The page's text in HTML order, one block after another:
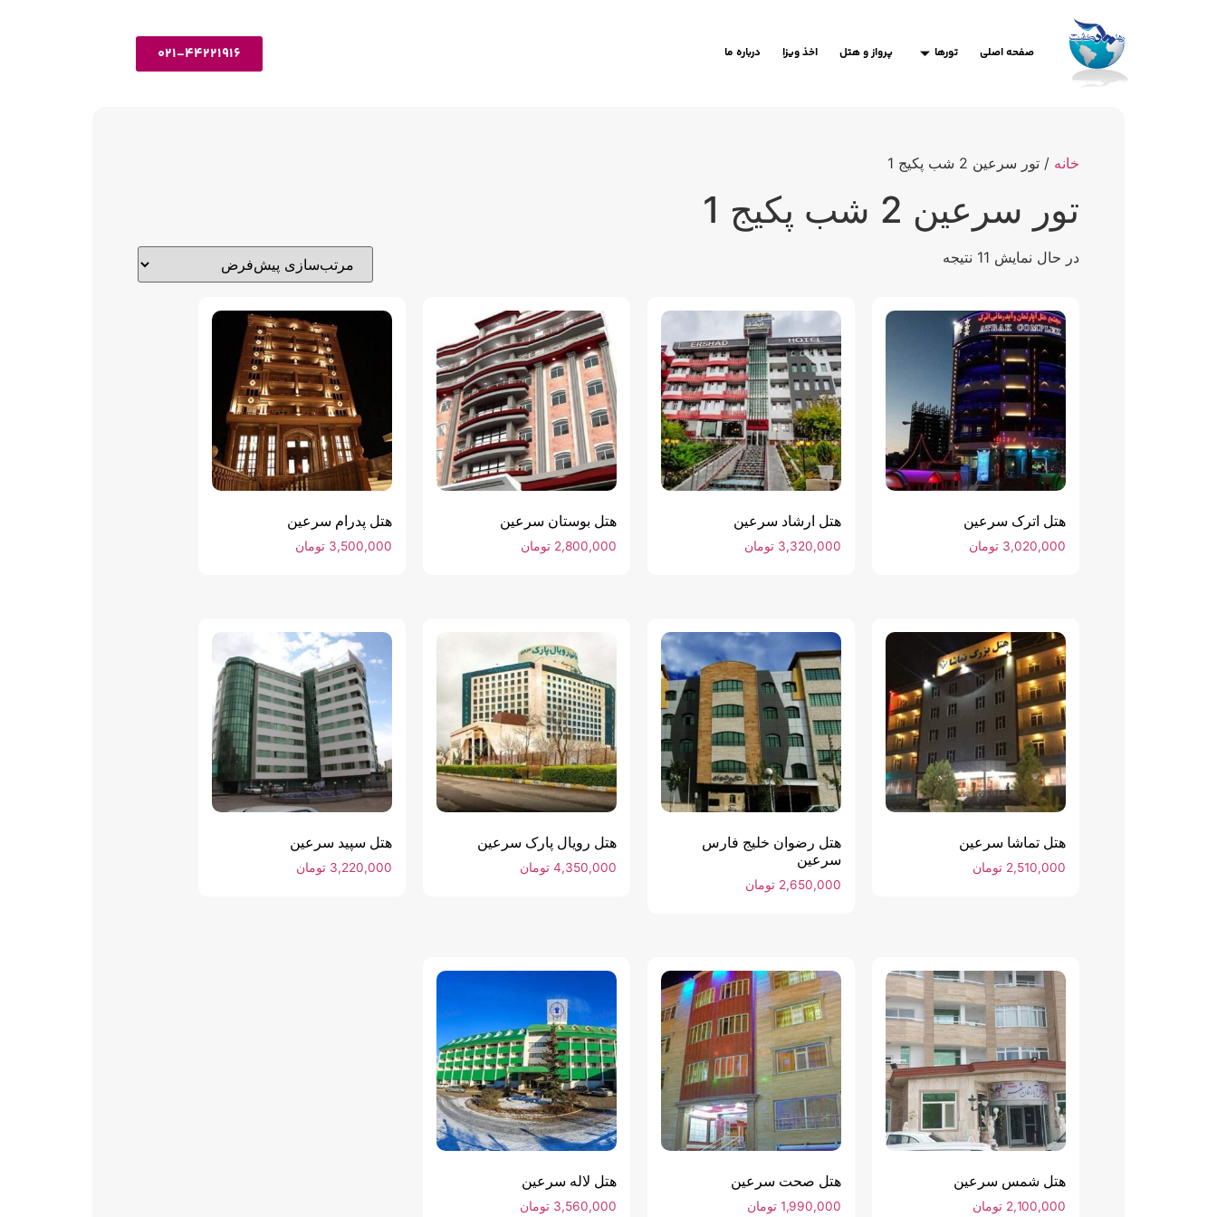
صفحه اصلی تورها پرواز و هتل اخذ ویزا درباره ما 021-44221916
خانه / تور سرعین 2 شب پکیج 1
تور سرعین 2 شب پکیج 1
در حال نمایش 11 نتیجه
هتل اترک سرعین
3,020,000 تومان
هتل ارشاد سرعین
3,320,000 تومان
هتل بوستان سرعین
2,800,000 تومان
هتل پدرام سرعین
3,500,000 تومان
هتل تماشا سرعین
2,510,000 تومان
هتل رضوان خلیج فارس
سرعین
2,650,000 تومان
هتل رویال پارک سرعین
4,350,000 تومان
هتل سپید سرعین
3,220,000 تومان
هتل شمس سرعین
2,100,000 تومان
هتل صحت سرعین
1,990,000 تومان
هتل لاله سرعین
3,560,000 تومان